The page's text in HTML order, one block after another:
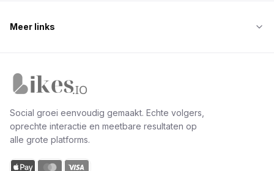
Meer links
Social groei eenvoudig gemaakt. Echte volgers,
oprechte interactie en meetbare resultaten op
alle grote platforms.